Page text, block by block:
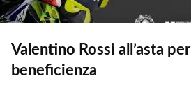
Valentino Rossi all’asta per
beneficienza